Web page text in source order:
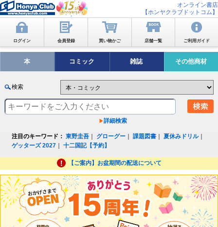
オンライン書店
【ホンヤクラブドットコム】
ログイン 会員登録 買い物かご 店舗一覧 ご利用ガイド
本 コミック 雑誌 その他商材
検索
詳細検索
注目のキーワード： 東野圭吾 グローグー ｜課題図書 ｜夏休みドリル｜
ゲッターズ 2027 ｜十二国記【予約】
【ご案内】お盆期間の配送について